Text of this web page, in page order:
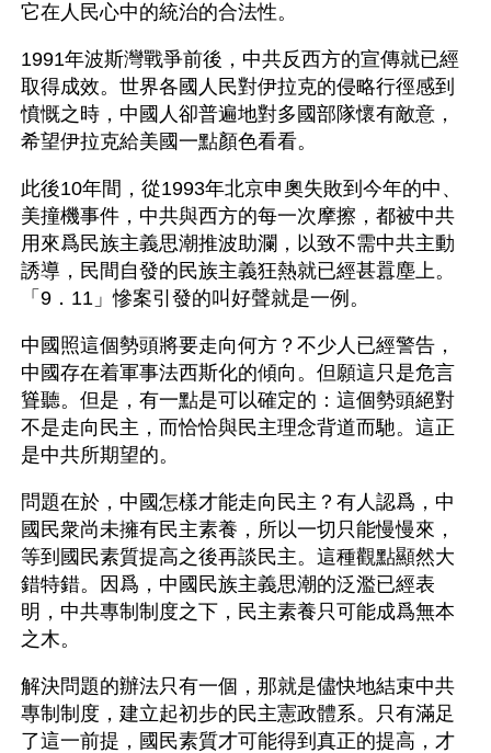
它在人民心中的統治的合法性。
1991年波斯灣戰爭前後，中共反西方的宣傳就已經
取得成效。世界各國人民對伊拉克的侵略行徑感到
憤慨之時，中國人卻普遍地對多國部隊懷有敵意，
希望伊拉克給美國一點顏色看看。
此後10年間，從1993年北京申奧失敗到今年的中、
美撞機事件，中共與西方的每一次摩擦，都被中共
用來爲民族主義思潮推波助瀾，以致不需中共主動
誘導，民間自發的民族主義狂熱就已經甚囂塵上。
「9．11」慘案引發的叫好聲就是一例。
中國照這個勢頭將要走向何方？不少人已經警告，
中國存在着軍事法西斯化的傾向。但願這只是危言
聳聽。但是，有一點是可以確定的：這個勢頭絕對
不是走向民主，而恰恰與民主理念背道而馳。這正
是中共所期望的。
問題在於，中國怎樣才能走向民主？有人認爲，中
國民衆尚未擁有民主素養，所以一切只能慢慢來，
等到國民素質提高之後再談民主。這種觀點顯然大
錯特錯。因爲，中國民族主義思潮的泛濫已經表
明，中共專制制度之下，民主素養只可能成爲無本
之木。
解決問題的辦法只有一個，那就是儘快地結束中共
專制制度，建立起初步的民主憲政體系。只有滿足
了這一前提，國民素質才可能得到真正的提高，才